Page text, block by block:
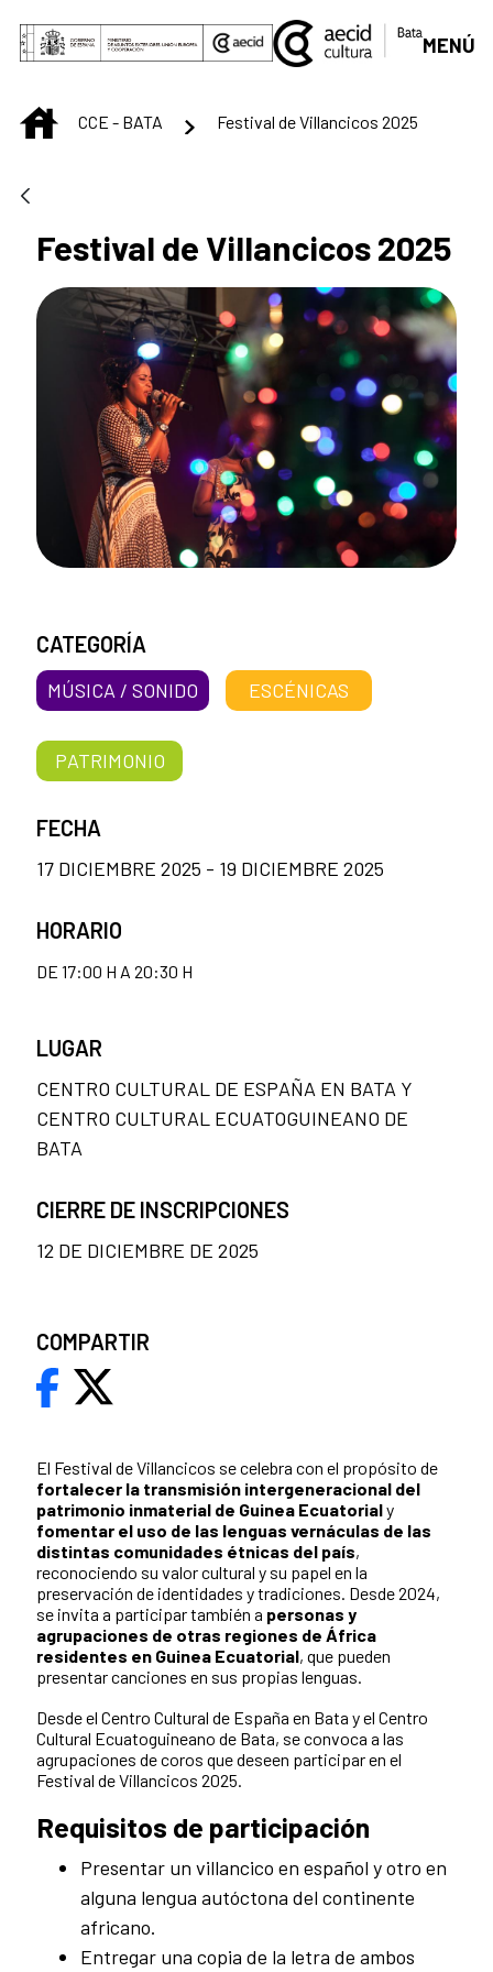
Saltar al contenido principal
MENÚ
INICIOCCE - BATA Festival de Villancicos 2025
Festival de Villancicos 2025
El Festival de Villancicos se celebra con el propósito de
fortalecer la transmisión intergeneracional del
patrimonio inmaterial de Guinea Ecuatorialy
fomentar el uso de las lenguas vernáculas de las
distintas comunidades étnicas del país,
reconociendo su valor cultural y su papel en la
preservación de identidades y tradiciones. Desde 2024,
se invita a participar también a personas y
agrupaciones de otras regiones de África
residentes en Guinea Ecuatorial, que pueden
presentar canciones en sus propias lenguas.
Desde el Centro Cultural de España en Bata y el Centro
Cultural Ecuatoguineano de Bata, se convoca a las
agrupaciones de coros que deseen participar en el
Festival de Villancicos 2025.
Requisitos de participación
Presentar un villancico en español y otro en
alguna lengua autóctona del continente
africano.
Entregar una copia de la letra de ambos
CATEGORÍA
MÚSICA / SONIDO ESCÉNICAS
PATRIMONIO
FECHA
17 DICIEMBRE 2025 - 19 DICIEMBRE 2025
HORARIO
DE 17:00 H A 20:30 H
LUGAR
CENTRO CULTURAL DE ESPAÑA EN BATA Y
CENTRO CULTURAL ECUATOGUINEANO DE
BATA
CIERRE DE INSCRIPCIONES
12 DE DICIEMBRE DE 2025
COMPARTIR